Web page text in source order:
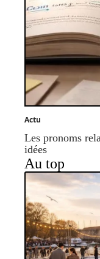
Actu
Les pronoms
idées
Au top